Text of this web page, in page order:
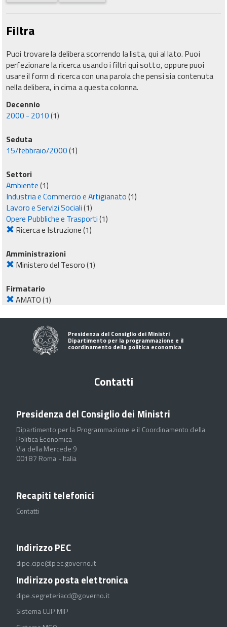
Filtra
Puoi trovare la delibera scorrendo la lista, qui al lato. Puoi
perfezionare la ricerca usando i filtri qui sotto, oppure puoi
usare il form di ricerca con una parola che pensi sia contenuta
nella delibera, in cima a questa colonna.
Decennio
2000 - 2010(1)
Seduta
15/febbraio/2000(1)
Settori
Ambiente(1)
Industria e Commercio e Artigianato(1)
Lavoro e Servizi Sociali(1)
Opere Pubbliche e Trasporti(1)
Ricerca e Istruzione(1)
Amministrazioni
Ministero del Tesoro(1)
Firmatario
AMATO(1)
Presidenza del Consiglio dei Ministri
Dipartimento per la programmazione e il
coordinamento della politica economica
Contatti
Presidenza del Consiglio dei Ministri
Dipartimento per la Programmazione e il Coordinamento della
Politica Economica
Via della Mercede 9
00187 Roma - Italia
Recapiti telefonici
Contatti
Indirizzo PEC
dipe.cipe@pec.governo.it
Indirizzo posta elettronica
dipe.segreteriacd@governo.it
Sistema CUP MIP